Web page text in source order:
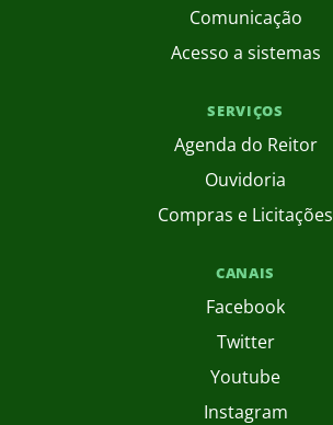
Comunicação
Acesso a sistemas
SERVIÇOS
Agenda do Reitor
Ouvidoria
Compras e Licitações
CANAIS
Facebook
Twitter
Youtube
Instagram